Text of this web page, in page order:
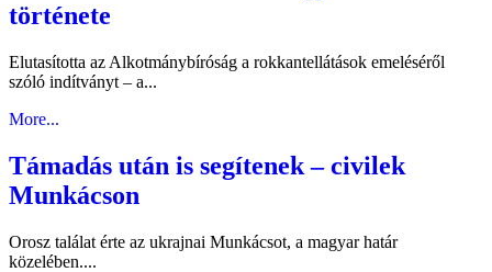
története
Elutasította az Alkotmánybíróság a rokkantellátások emeléséről
szóló indítványt – a...
More...
Támadás után is segítenek – civilek
Munkácson
Orosz találat érte az ukrajnai Munkácsot, a magyar határ
közelében....